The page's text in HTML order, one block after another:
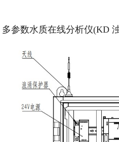
多参数水质在线分析仪(KD